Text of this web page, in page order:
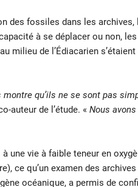
des fossiles dans les
à se déplacer ou non,
milieu de l’Édiacarien
qu’ils ne se sont pas
auteur de l’étude. « Nous
une vie à faible teneur en
ce qu’un examen des
océanique, a permis de